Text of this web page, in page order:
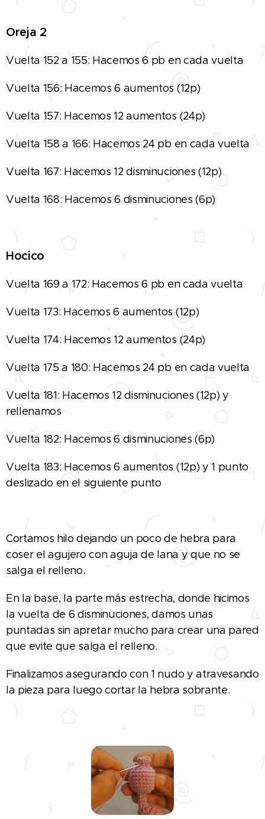
Oreja 2
Vuelta 152 a 155: Hacemos 6 pb en cada vuelta
Vuelta 156: Hacemos 6 aumentos (12p)
Vuelta 157: Hacemos 12 aumentos (24p)
Vuelta 158 a 166: Hacemos 24 pb en cada vuelta
Vuelta 167: Hacemos 12 disminuciones (12p)
Vuelta 168: Hacemos 6 disminuciones (6p)
Hocico
Vuelta 169 a 172: Hacemos 6 pb en cada vuelta
Vuelta 173: Hacemos 6 aumentos (12p)
Vuelta 174: Hacemos 12 aumentos (24p)
Vuelta 175 a 180: Hacemos 24 pb en cada vuelta
Vuelta 181: Hacemos 12 disminuciones (12p) y
rellenamos
Vuelta 182: Hacemos 6 disminuciones (6p)
Vuelta 183: Hacemos 6 aumentos (12p) y 1 punto
deslizado en el siguiente punto
Cortamos hilo dejando un poco de hebra para
coser el agujero con aguja de lana y que no se
salga el relleno.
En la base, la parte más estrecha, donde hicimos
la vuelta de 6 disminuciones, damos unas
puntadas sin apretar mucho para crear una pared
que evite que salga el relleno.
Finalizamos asegurando con 1 nudo y atravesando
la pieza para luego cortar la hebra sobrante.